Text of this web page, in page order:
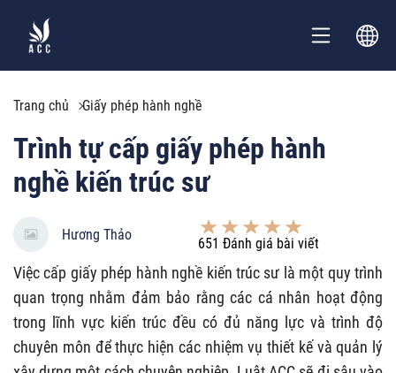
Trang chủ Giấy phép hành nghề
Trình tự cấp giấy phép hành
nghề kiến trúc sư
Hương Thảo
651 Đánh giá bài viết
Việc cấp giấy phép hành nghề kiến trúc sư là một quy trình
quan trọng nhằm đảm bảo rằng các cá nhân hoạt động
trong lĩnh vực kiến trúc đều có đủ năng lực và trình độ
chuyên môn để thực hiện các nhiệm vụ thiết kế và quản lý